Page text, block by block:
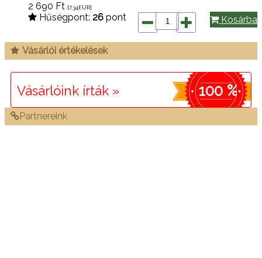
2 690 Ft [7.34EUR]
Hűségpont: 26 pont Kosárba
Vásárlói értékelések
Vásárlóink írták » 100 %
Partnereink